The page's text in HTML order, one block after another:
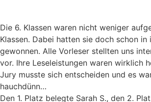
Die 6. Klassen waren nicht weniger
Klassen. Dabei hatten sie doch schon in
gewonnen. Alle Vorleser stellten uns
vor. Ihre Leseleistungen waren wirklich
Jury musste sich entscheiden und es
hauchdünn…
Den 1. Platz belegte Sarah S., den 2.